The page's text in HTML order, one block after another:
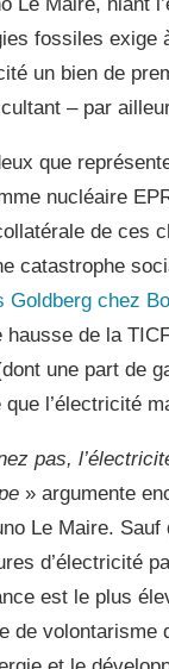
fossiles exige
un bien de
– par
que
nucléaire
de ces
catastrophe
Goldberg chez
hausse de la
une part de
l’électricité
pas,
» argumente
Le Maire. Sauf
d’électricité
est le plus
de volontarisme